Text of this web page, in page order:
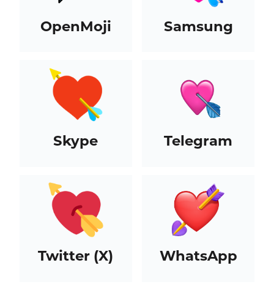
OpenMoji Samsung
Skype Telegram
Twitter (X) WhatsApp